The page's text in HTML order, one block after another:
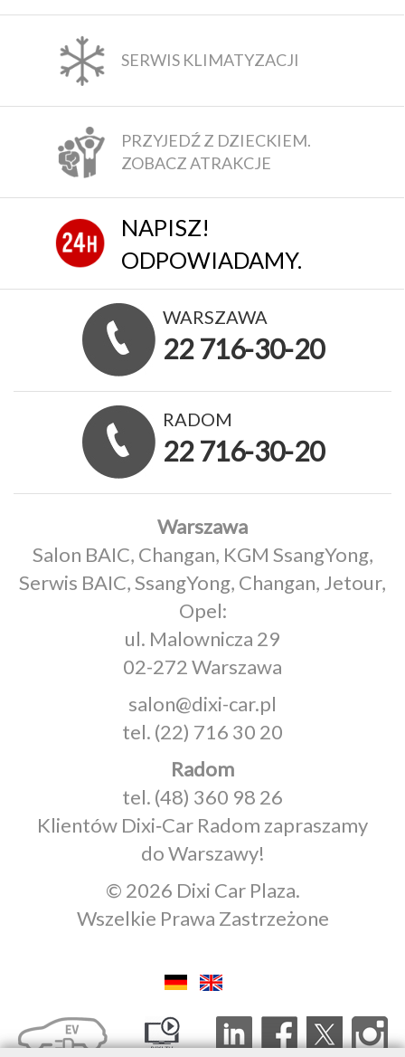
SERWIS KLIMATYZACJI
PRZYJEDŹ Z DZIECKIEM.
ZOBACZ ATRAKCJE
NAPISZ!
ODPOWIADAMY.
WARSZAWA
22 716-30-20
RADOM
22 716-30-20
Warszawa
Salon BAIC, Changan, KGM SsangYong,
Serwis BAIC, SsangYong, Changan, Jetour,
Opel:
ul. Malownicza 29
02-272 Warszawa
salon@dixi-car.pl
tel. (22) 716 30 20
Radom
tel. (48) 360 98 26
Klientów Dixi‑Car Radom zapraszamy
do Warszawy!
© 2026 Dixi Car Plaza.
Wszelkie Prawa Zastrzeżone